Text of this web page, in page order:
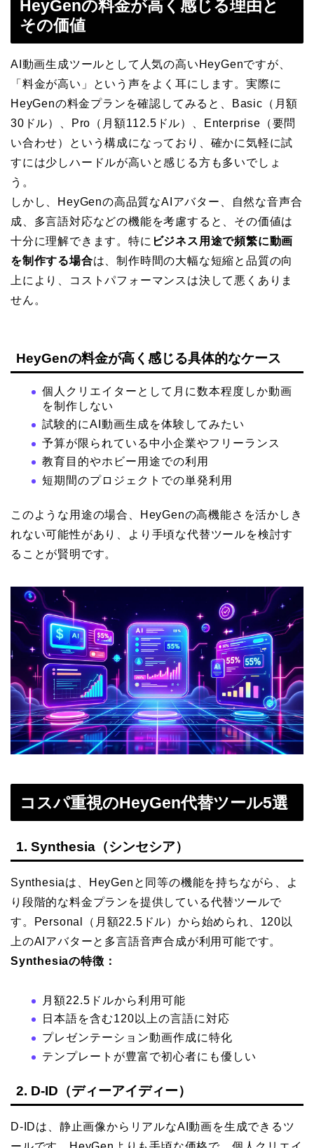
HeyGenの料金が高く感じる理由と
その価値
AI動画生成ツールとして人気の高いHeyGenですが、
「料金が高い」という声をよく耳にします。実際に
HeyGenの料金プランを確認してみると、Basic（月額
30ドル）、Pro（月額112.5ドル）、Enterprise（要問
い合わせ）という構成になっており、確かに気軽に試
すには少しハードルが高いと感じる方も多いでしょ
う。
しかし、HeyGenの高品質なAIアバター、自然な音声合
成、多言語対応などの機能を考慮すると、その価値は
十分に理解できます。特に ビジネス用途で頻繁に動画
を制作する場合は、制作時間の大幅な短縮と品質の向
上により、コストパフォーマンスは決して悪くありま
せん。
HeyGenの料金が高く感じる具体的なケース
個人クリエイターとして月に数本程度しか動画
を制作しない
試験的にAI動画生成を体験してみたい
予算が限られている中小企業やフリーランス
教育目的やホビー用途での利用
短期間のプロジェクトでの単発利用
このような用途の場合、HeyGenの高機能さを活かしき
れない可能性があり、より手頃な代替ツールを検討す
ることが賢明です。
コスパ重視のHeyGen代替ツール5選
1. Synthesia（シンセシア）
Synthesiaは、HeyGenと同等の機能を持ちながら、よ
り段階的な料金プランを提供している代替ツールで
す。Personal（月額22.5ドル）から始められ、120以
上のAIアバターと多言語音声合成が利用可能です。
Synthesiaの特徴：
月額22.5ドルから利用可能
日本語を含む120以上の言語に対応
プレゼンテーション動画作成に特化
テンプレートが豊富で初心者にも優しい
2. D-ID（ディーアイディー）
D-IDは、静止画像からリアルなAI動画を生成できるツ